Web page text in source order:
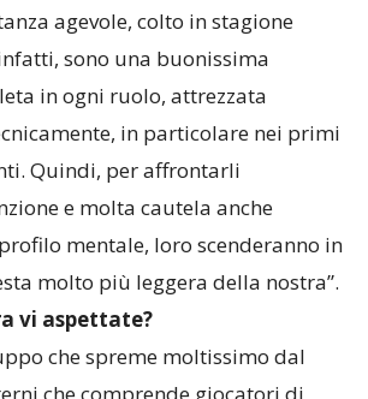
agevole, colto in stagione
sono una buonissima
in ogni ruolo, attrezzata
in particolare nei primi
Quindi, per affrontarli
e molta cautela anche
mentale, loro scenderanno in
molto più leggera della nostra”.
vi aspettate?
che spreme moltissimo dal